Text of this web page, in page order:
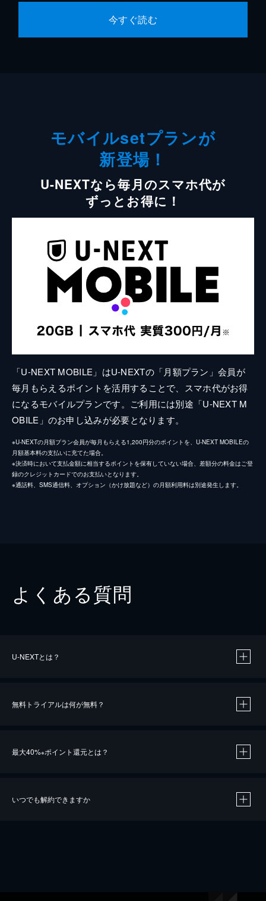
今すぐ読む
モバイルsetプランが
新登場！
U-NEXTなら毎月のスマホ代が
ずっとお得に！
「U-NEXT MOBILE」はU-NEXTの「月額プラン」会員が
毎月もらえるポイントを活用することで、スマホ代がお得
になるモバイルプランです。ご利用には別途「U-NEXT M
OBILE」のお申し込みが必要となります。
※U-NEXTの月額プラン会員が毎月もらえる1,200円分のポイントを、U-NEXT MOBILEの
月額基本料の支払いに充てた場合。
※決済時において支払金額に相当するポイントを保有していない場合、差額分の料金はご登
録のクレジットカードでのお支払いとなります。
※通話料、SMS通信料、オプション（かけ放題など）の月額利用料は別途発生します。
よくある質問
U-NEXTとは？
無料トライアルは何が無料？
最大40%※ポイント還元とは？
いつでも解約できますか